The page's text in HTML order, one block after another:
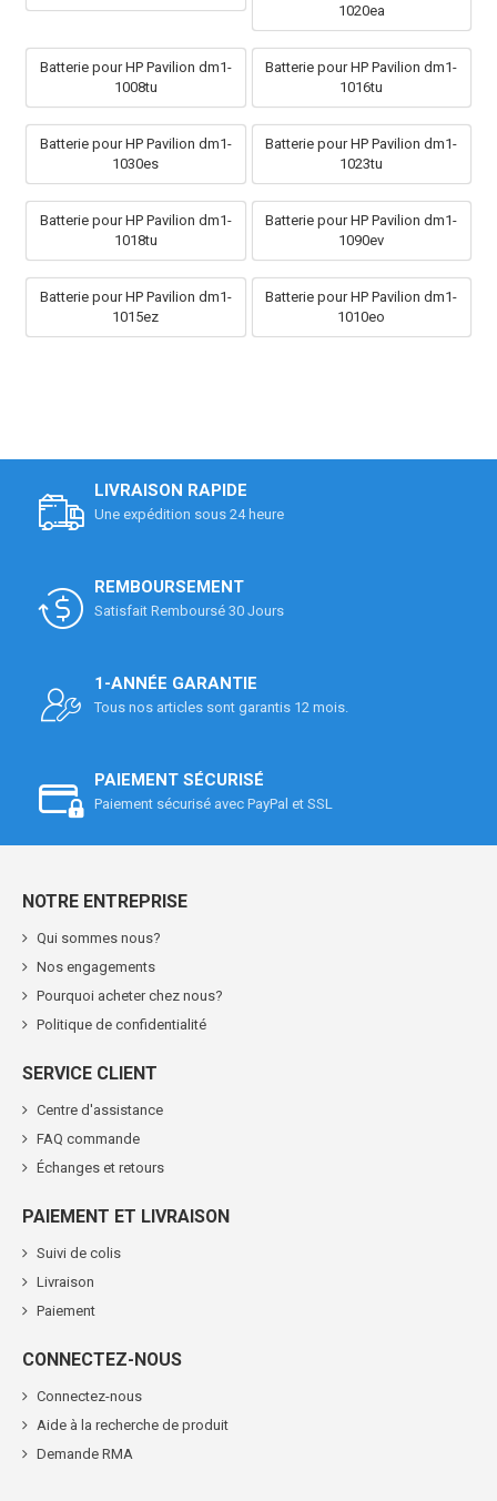
1020ea
Batterie pour HP Pavilion dm1-
1008tu
Batterie pour HP Pavilion dm1-
1016tu
Batterie pour HP Pavilion dm1-
1030es
Batterie pour HP Pavilion dm1-
1023tu
Batterie pour HP Pavilion dm1-
1018tu
Batterie pour HP Pavilion dm1-
1090ev
Batterie pour HP Pavilion dm1-
1015ez
Batterie pour HP Pavilion dm1-
1010eo
LIVRAISON RAPIDE
Une expédition sous 24 heure
REMBOURSEMENT
Satisfait Remboursé 30 Jours
1-ANNÉE GARANTIE
Tous nos articles sont garantis 12 mois.
PAIEMENT SÉCURISÉ
Paiement sécurisé avec PayPal et SSL
NOTRE ENTREPRISE
Qui sommes nous?
Nos engagements
Pourquoi acheter chez nous?
Politique de confidentialité
SERVICE CLIENT
Centre d'assistance
FAQ commande
Échanges et retours
PAIEMENT ET LIVRAISON
Suivi de colis
Livraison
Paiement
CONNECTEZ-NOUS
Connectez-nous
Aide à la recherche de produit
Demande RMA